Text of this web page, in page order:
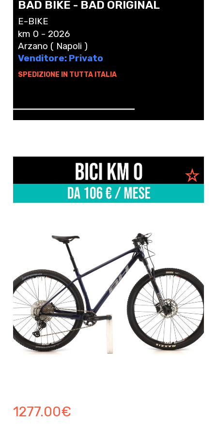
BAD BIKE - BAD ORIGINAL
E-BIKE
km 0 - 2026
Arzano ( Napoli )
Venditore: Privato
SPEDIZIONE IN TUTTA ITALIA
1277.00€